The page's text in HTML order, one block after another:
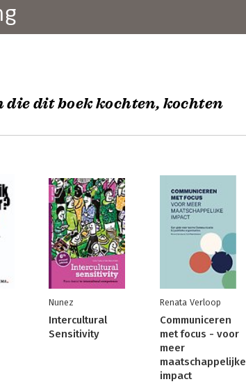
die dit boek kochten, kochten
Nunez
Intercultural
Sensitivity
Renata Verloop
Communiceren
met focus - voor
meer
maatschappelijke
impact